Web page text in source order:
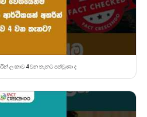
ලංකාව 4 වන තැනට පත්වුණා ද